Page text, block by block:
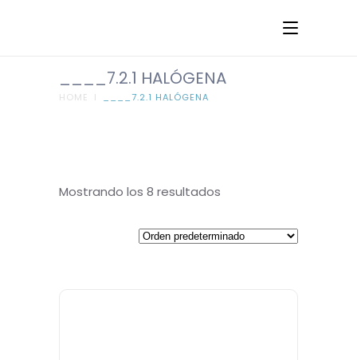
____7.2.1 HALÓGENA
HOME I ____7.2.1 HALÓGENA
Mostrando los 8 resultados